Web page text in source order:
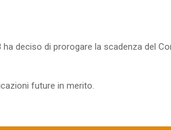
deciso di prorogare la scadenza del
future in merito.